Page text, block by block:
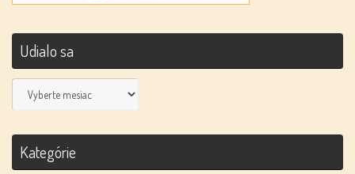
Udialo sa
Udialo
sa
Kategórie